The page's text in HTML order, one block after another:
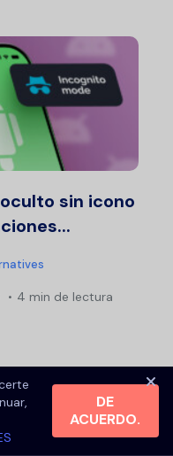
sin icono
4 min de lectura
con Eyezy.
DE
ACUERDO.